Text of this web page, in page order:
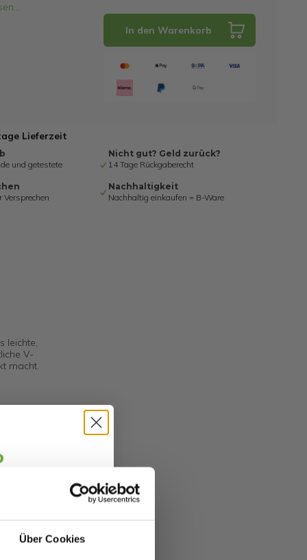
Über Cookies
...
In den Warenkorb
Lieferzeit
und getestete
Nicht gut? Geld zurück?
14 Tage Rückgaberecht
Nachhaltigkeit
Nachhaltig einkaufen = B-Ware
leichte,
V-
macht.
und
👋